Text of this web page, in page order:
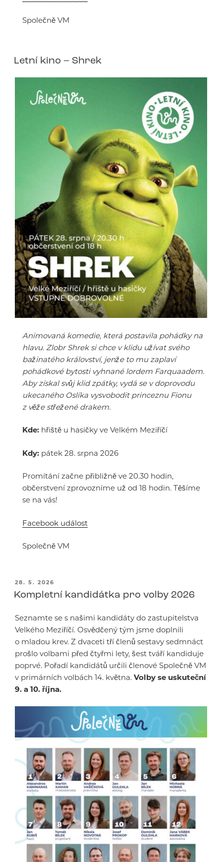
Společně VM
Letní kino – Shrek
Animovaná komedie, která postavila pohádky na
hlavu. Zlobr Shrek si chce v klidu užívat svého
bažinatého království, jenže to mu zaplaví
pohádkové bytosti vyhnané lordem Farquaadem.
Aby získal svůj klid zpátky, vydá se v doprovodu
ukecaného Oslíka vysvobodit princeznu Fionu
z věže střežené drakem.
Kde: hřiště u hasičky ve Velkém Meziříčí
Kdy: pátek 28. srpna 2026
Promítání začne přibližně ve 20.30 hodin,
občerstvení zprovozníme už od 18 hodin. Těšíme
se na vás!
Facebook událost
Společně VM
PUBLIKOVÁNO
28. 5. 2026
Kompletní kandidátka pro volby 2026
Seznamte se s našimi kandidáty do zastupitelstva
Velkého Meziříčí. Osvědčený tým jsme doplnili
o mladou krev. Z dvaceti tří členů sestavy sedmnáct
prošlo volbami před čtyřmi lety, šest tváří kandiduje
poprvé. Pořadí kandidátů určili členové Společně VM
v primárních volbách 14. května. Volby se uskuteční
9. a 10. října.